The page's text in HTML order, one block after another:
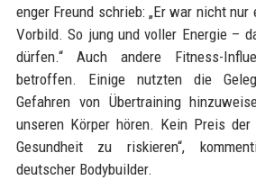
enger Freund schrieb: „Er war nicht
Vorbild. So jung und voller Energie –
dürfen.“ Auch andere Fitness-
betroffen. Einige nutzten die
Gefahren von Übertraining
unseren Körper hören. Kein Preis
Gesundheit zu riskieren“,
deutscher Bodybuilder.